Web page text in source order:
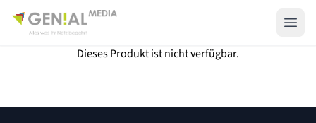
Dieses Produkt ist nicht verfügbar.